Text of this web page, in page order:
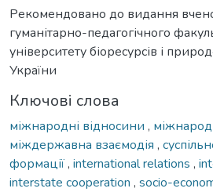
Рекомендовано до видання
гуманітарно-педагогічного
університету біоресурсів і
України
Ключові слова
міжнародні відносини ,
міждержавна взаємодія ,
формації, international relations ,
interstate cooperation , socio-